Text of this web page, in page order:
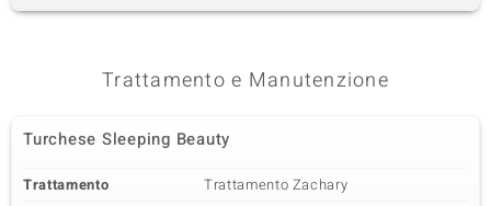
Trattamento e Manutenzione
Turchese Sleeping Beauty
Trattamento Trattamento Zachary